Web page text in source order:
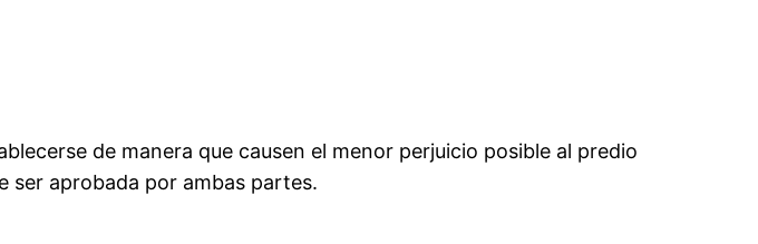
de manera que causen el menor perjuicio posible al predio
ser aprobada por ambas partes.